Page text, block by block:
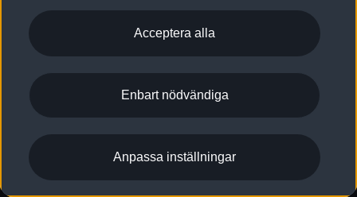
2G/3G nätet stängs ned - Hur påverkas min bil av detta?
Nyhetsbrev
Vårt hållbarhetsarbete
Lediga tjänster huvudkontor
Lediga tjänster hos Audi Återförsäljare
Kommentar till mediauppgifter om dataläcka
Anpassa inställningar för cookies
Visselblåsarkanaler
Acceptera alla
Enbart nödvändiga
Anpassa inställningar